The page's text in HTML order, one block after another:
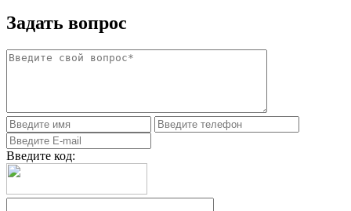
Задать вопрос
Введите код: